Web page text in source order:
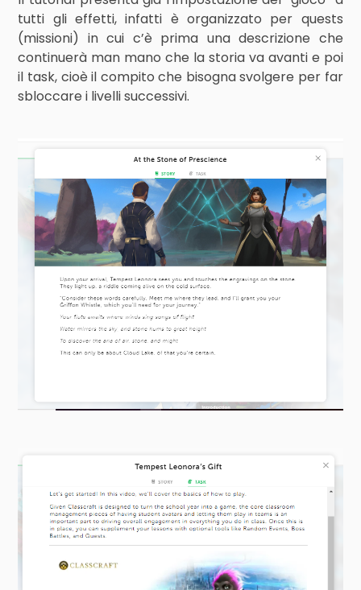
tutti gli effetti, infatti è organizzato per quests
(missioni) in cui c’è prima una descrizione che
continuerà man mano che la storia va avanti e poi
il task, cioè il compito che bisogna svolgere per far
sbloccare i livelli successivi.